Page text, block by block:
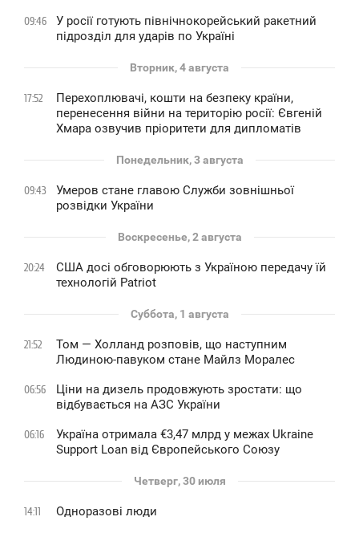
09:46
У росії готують північнокорейський ракетний
підрозділ для ударів по Україні
Вторник, 4 августа
17:52
Перехоплювачі, кошти на безпеку країни,
перенесення війни на територію росії: Євгеній
Хмара озвучив пріоритети для дипломатів
Понедельник, 3 августа
09:43
Умеров стане главою Служби зовнішньої
розвідки України
Воскресенье, 2 августа
20:24
США досі обговорюють з Україною передачу їй
технологій Patriot
Суббота, 1 августа
21:52
Том — Холланд розповів, що наступним
Людиною-павуком стане Майлз Моралес
06:56
Ціни на дизель продовжують зростати: що
відбувається на АЗС України
06:16
Україна отримала €3,47 млрд у межах Ukraine
Support Loan від Європейського Союзу
Четверг, 30 июля
14:11 Одноразові люди